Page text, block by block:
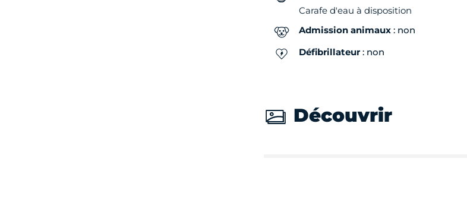
Carafe d'eau à disposition
Admission animaux: non
Défibrillateur: non
Découvrir